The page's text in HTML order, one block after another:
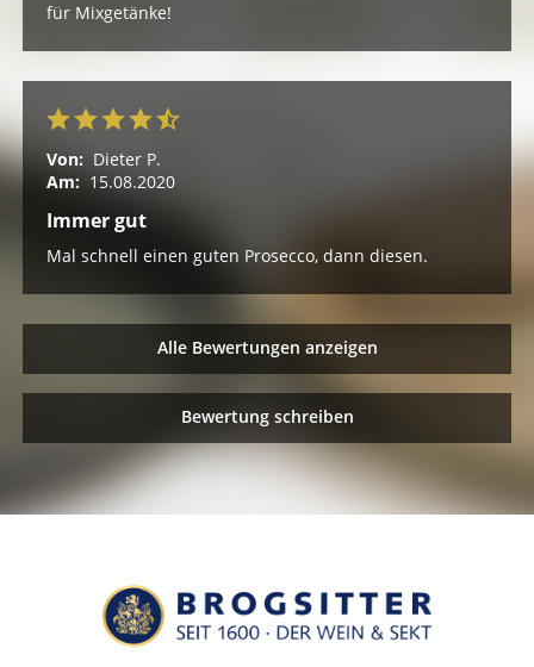
für Mixgetänke!
Von: Dieter P.
Am: 15.08.2020
Immer gut
Mal schnell einen guten Prosecco, dann diesen.
Alle Bewertungen anzeigen
Bewertung schreiben